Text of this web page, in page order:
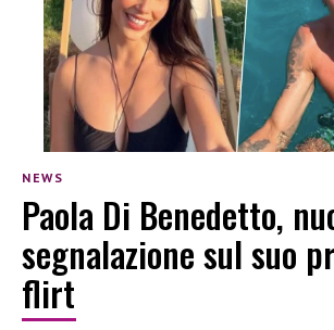
NEWS
Paola Di Benedetto,
segnalazione sul suo
flirt